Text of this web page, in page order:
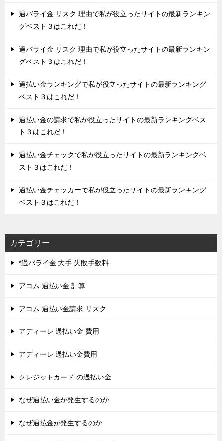
過バライ金 リスク 理由で私が役立ったサイトの最新ランキン
グベスト３はこれだ！
過バライ金 リスク 理由で私が役立ったサイトの最新ランキン
グベスト３はこれだ！
過払い金ランキングで私が役立ったサイトの最新ランキング
ベスト３はこれだ！
過払い金の請求で私が役立ったサイトの最新ランキングベス
ト３はこれだ！
過払い金チェックで私が役立ったサイトの最新ランキングベ
スト３はこれだ！
過払い金チェッカーで私が役立ったサイトの最新ランキング
ベスト３はこれだ！
カテゴリー
*過バライ金 大手 失敗手数料
アコム 過払い金 計算
アコム 過払い金請求 リスク
アディーレ 過払い金 費用
アディーレ 過払い金費用
クレジットカード の過払い金
なぜ過払い金が発生するのか
なぜ過払金が発生するのか